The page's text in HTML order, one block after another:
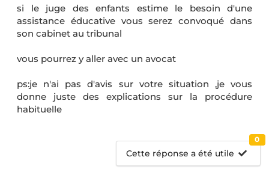
si le juge des enfants estime le besoin d'une
assistance éducative vous serez convoqué dans
son cabinet au tribunal
vous pourrez y aller avec un avocat
ps:je n'ai pas d'avis sur votre situation ,je vous
donne juste des explications sur la procédure
habituelle
Cette réponse a été utile
0